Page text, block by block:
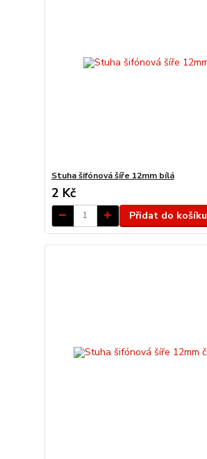
Stuha šifónová šíře 12mm bílá
2 Kč
Přidat do košíku